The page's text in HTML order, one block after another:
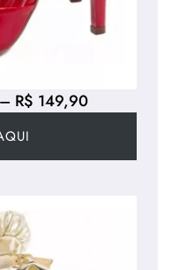
R$ 149,90